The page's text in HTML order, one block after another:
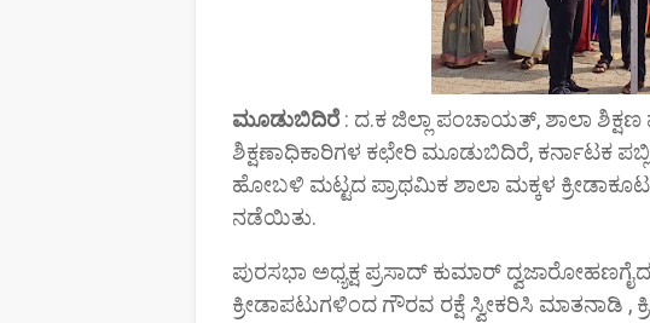
ಮೂಡುಬಿದಿರೆ : ದ.ಕ ಜಿಲ್ಲಾ ಪಂಚಾಯತ್, ಶಾಲಾ ಶಿಕ್ಷಣ
ಶಿಕ್ಷಣಾಧಿಕಾರಿಗಳ ಕಛೇರಿ ಮೂಡುಬಿದಿರೆ, ಕರ್ನಾಟಕ
ಹೋಬಳಿ ಮಟ್ಟದ ಪ್ರಾಥಮಿಕ ಶಾಲಾ ಮಕ್ಕಳ
ನಡೆಯಿತು.
ಪುರಸಭಾ ಅಧ್ಯಕ್ಷ ಪ್ರಸಾದ್‌ ಕುಮಾರ್
ಕ್ರೀಡಾಪಟುಗಳಿಂದ ಗೌರವ ರಕ್ಷೆ ಸ್ವೀಕರಿಸಿ ಮಾತನಾಡಿ ,